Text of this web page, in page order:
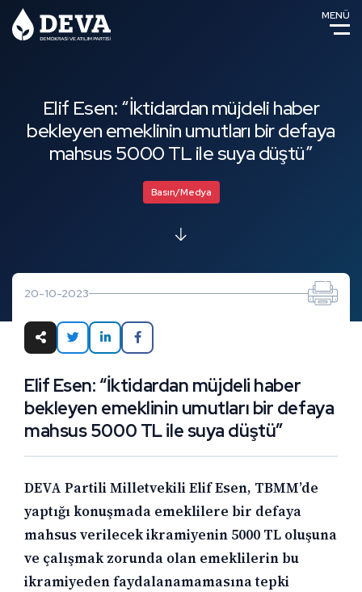
MENÜ
Elif Esen: “İktidardan müjdeli haber
bekleyen emeklinin umutları bir defaya
mahsus 5000 TL ile suya düştü”
Basın/Medya
20-10-2023
Elif Esen: “İktidardan müjdeli haber
bekleyen emeklinin umutları bir defaya
mahsus 5000 TL ile suya düştü”
DEVA Partili Milletvekili Elif Esen, TBMM’de
yaptığı konuşmada emeklilere bir defaya
mahsus verilecek ikramiyenin 5000 TL oluşuna
ve çalışmak zorunda olan emeklilerin bu
ikramiyeden faydalanamamasına tepki